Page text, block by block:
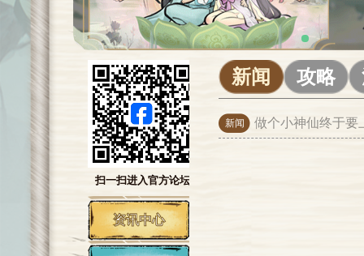
扫一扫进入官方论坛
资讯中心
新闻 攻略
新闻 做个小神仙终于要